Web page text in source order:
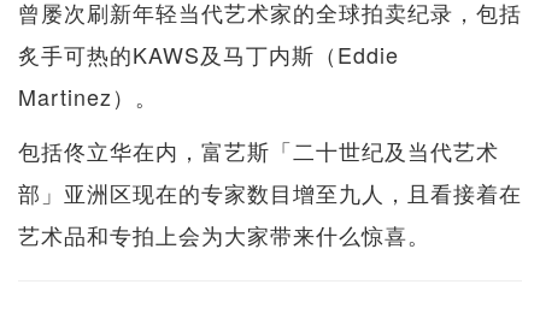
曾屡次刷新年轻当代艺术家的全球拍卖纪录，包括
炙手可热的KAWS及马丁内斯（Eddie
Martinez）。
包括佟立华在内，富艺斯「二十世纪及当代艺术
部」亚洲区现在的专家数目增至九人，且看接着在
艺术品和专拍上会为大家带来什么惊喜。